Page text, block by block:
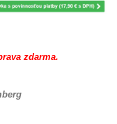
zdarma.